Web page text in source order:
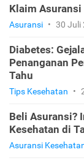
Klaim
Asuransi • 30 Juli
Diabetes:
Penanganan
Tahu
Tips Kesehatan •
Beli Asuransi?
Kesehatan di
Asuransi